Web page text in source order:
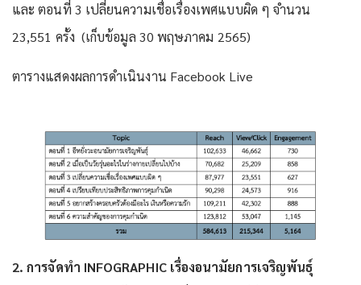
และ ตอนที่ 3 เปลี่ยนความเชื่อเรื่องเพศแบบผิด ๆ จำนวน
23,551 ครั้ง (เก็บข้อมูล 30 พฤษภาคม 2565)
ตารางแสดงผลการดำเนินงาน Facebook Live
2. การจัดทำ INFOGRAPHIC เรื่องอนามัยการเจริญพันธุ์